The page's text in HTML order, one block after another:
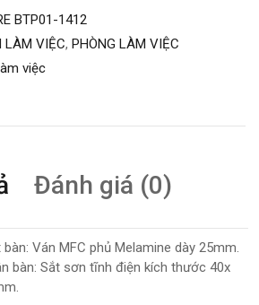
BTP01-1412
LÀM VIỆC, PHÒNG LÀM VIỆC
việc
Đánh giá (0)
bàn: Ván MFC phủ Melamine dày 25mm.
bàn: Sắt sơn tĩnh điện kích thước 40x